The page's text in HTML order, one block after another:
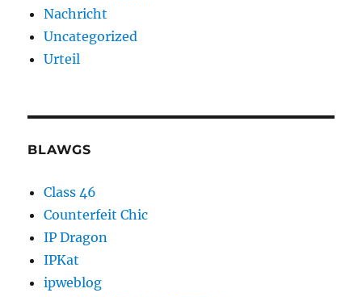
Nachricht
Uncategorized
Urteil
BLAWGS
Class 46
Counterfeit Chic
IP Dragon
IPKat
ipweblog